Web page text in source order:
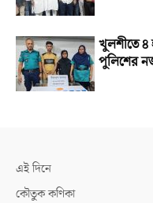
খুলশীতে ৪
পুলিশের
এই দিনে
কৌতুক কণিকা